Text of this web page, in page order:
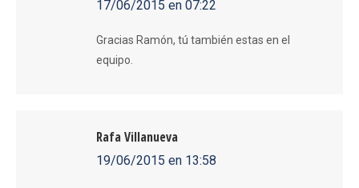
dice:
17/06/2015 en 07:22
Gracias Ramón, tú también estas en el
equipo.
Rafa Villanueva
dice:
19/06/2015 en 13:58